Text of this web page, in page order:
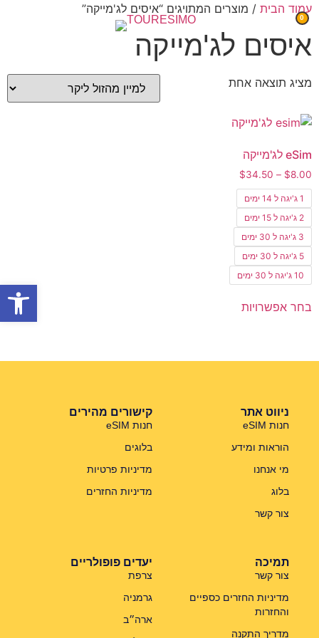
0
עמוד הבית / מוצרים המתויגים “איסים לג'מייקה”
איסים לג'מייקה
מציג תוצאה אחת
eSim לג'מייקה
$8.00
–
$34.50
1 ג'יגה ל 14 ימים
2 ג'יגה ל 15 ימים
3 ג'יגה ל 30 ימים
5 ג'יגה ל 30 ימים
10 ג'יגה ל 30 ימים
בחר אפשרויות
ניווט אתר
חנות eSIM
הוראות ומידע
מי אנחנו
בלוג
צור קשר
קישורים מהירים
חנות eSIM
בלוגים
מדיניות פרטיות
מדיניות החזרים
תמיכה
צור קשר
מדיניות החזרים כספיים
והחזרות
מדריך התקנה
יעדים פופולריים
צרפת
גרמניה
ארה״ב
פתח